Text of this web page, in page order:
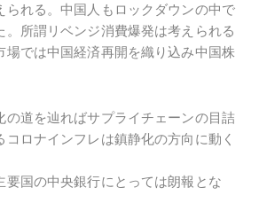
られる。中国人もロックダウンの中で
。所謂リベンジ消費爆発は考えられる
場では中国経済再開を織り込み中国株
の道を辿ればサプライチェーンの目詰
コロナインフレは鎮静化の方向に動く
要国の中央銀行にとっては朗報とな